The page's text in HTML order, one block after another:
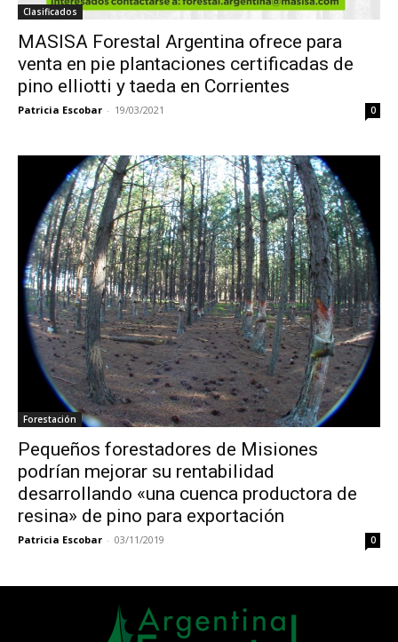
Clasificados
MASISA Forestal Argentina ofrece para
venta en pie plantaciones certificadas de
pino elliotti y taeda en Corrientes
Patricia Escobar - 19/03/2021 0
Forestación
Pequeños forestadores de Misiones
podrían mejorar su rentabilidad
desarrollando «una cuenca productora de
resina» de pino para exportación
Patricia Escobar - 03/11/2019 0